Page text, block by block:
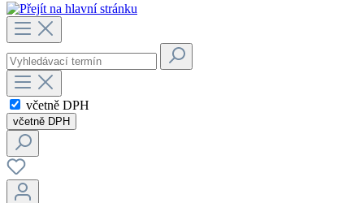
včetně DPH
včetně DPH